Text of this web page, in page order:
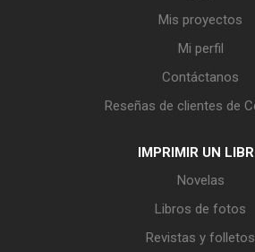
Mis proyectos
Mi perfil
Contáctanos
Reseñas de clientes de
IMPRIMIR UN
Novelas
Libros de fotos
Revistas y folletos